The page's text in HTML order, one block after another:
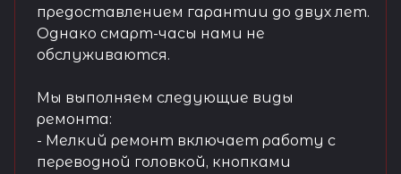
предоставлением гарантии до двух лет.
Однако смарт-часы нами не
обслуживаются.
Мы выполняем следующие виды
ремонта:
- Мелкий ремонт включает работу с
переводной головкой, кнопками